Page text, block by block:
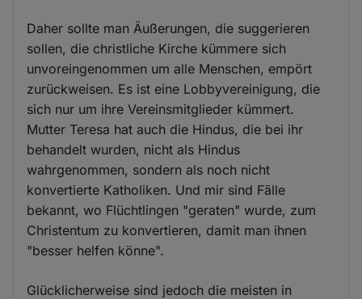
Daher sollte man Äußerungen, die suggerieren
sollen, die christliche Kirche kümmere sich
unvoreingenommen um alle Menschen, empört
zurückweisen. Es ist eine Lobbyvereinigung, die
sich nur um ihre Vereinsmitglieder kümmert.
Mutter Teresa hat auch die Hindus, die bei ihr
behandelt wurden, nicht als Hindus
wahrgenommen, sondern als noch nicht
konvertierte Katholiken. Und mir sind Fälle
bekannt, wo Flüchtlingen "geraten" wurde, zum
Christentum zu konvertieren, damit man ihnen
"besser helfen könne".
Glücklicherweise sind jedoch die meisten in